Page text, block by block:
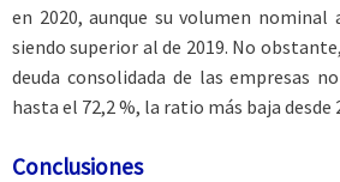
en 2020, aunque su volumen nominal
siendo superior al de 2019. No
deuda consolidada de las empresas
hasta el 72,2 %, la ratio más baja desde
Conclusiones